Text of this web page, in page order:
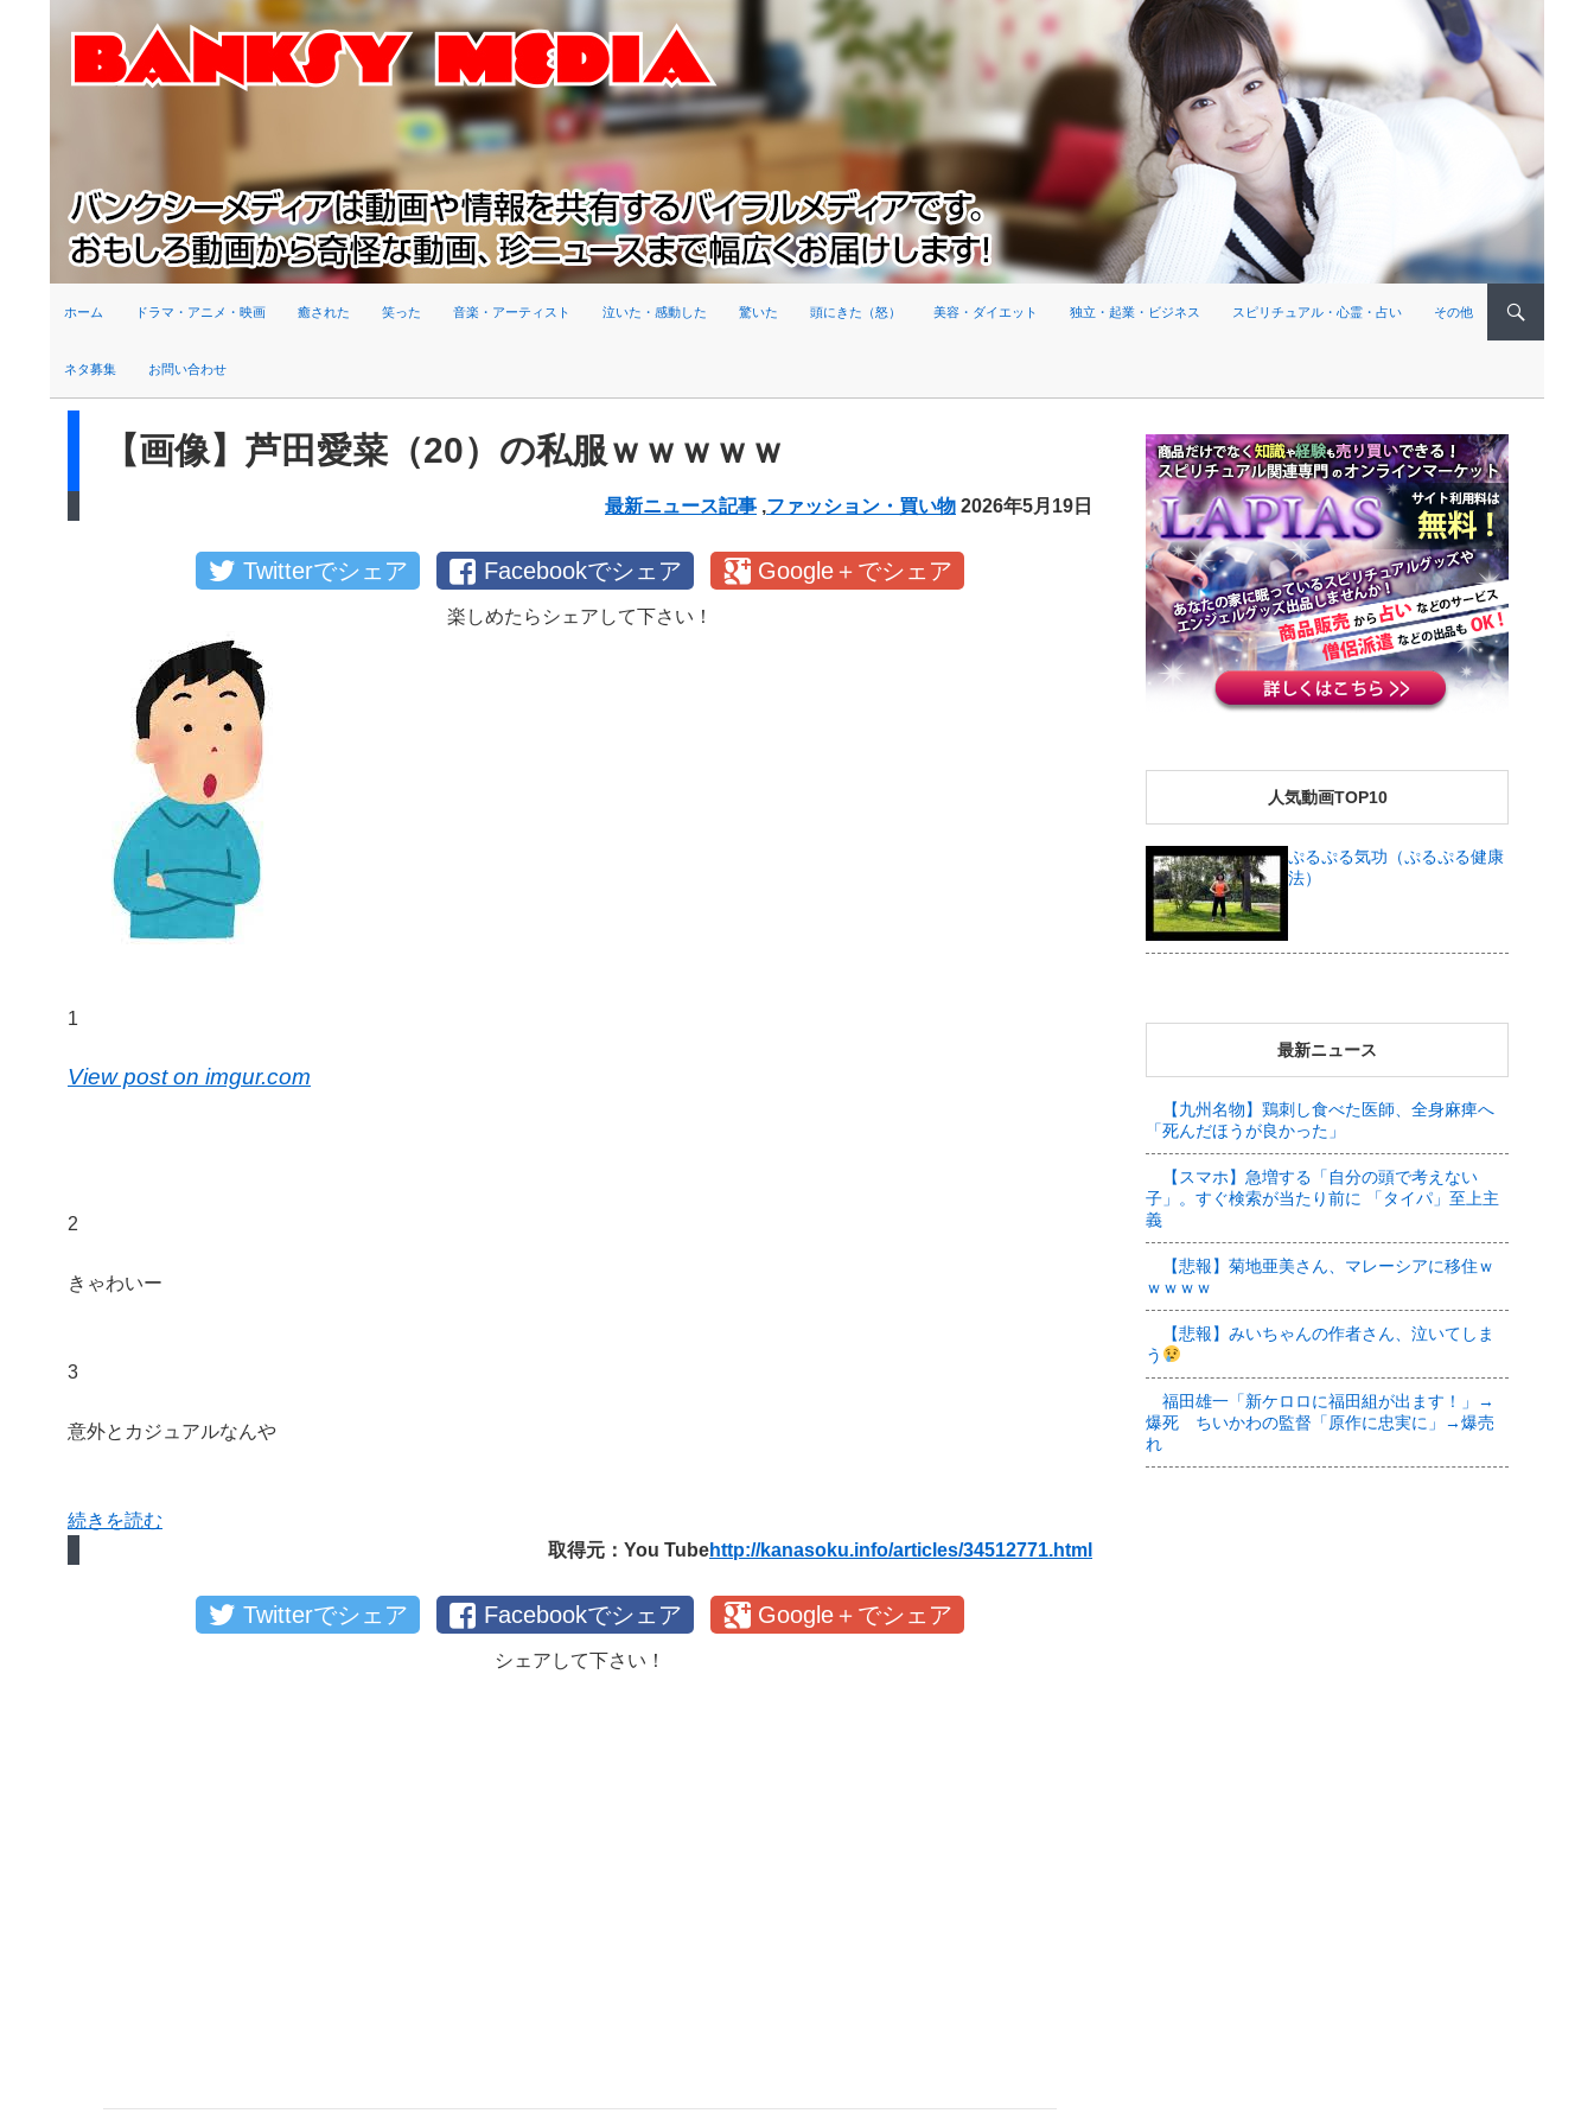
ホーム ドラマ・アニメ・映画 癒された 笑った 音楽・アーティスト 泣いた・感動した 驚いた 頭にきた（怒） 美容・ダイエット 独立・起業・ビジネス スピリチュアル・心霊・占い その他
ネタ募集 お問い合わせ
【画像】芦田愛菜（20）の私服ｗｗｗｗｗ
最新ニュース記事 ,ファッション・買い物 2026年5月19日
Twitterでシェア Facebookでシェア Google＋でシェア
楽しめたらシェアして下さい！
1
View post on imgur.com
2
きゃわいー
3
意外とカジュアルなんや
続きを読む
取得元：You Tubehttp://kanasoku.info/articles/34512771.html
Twitterでシェア Facebookでシェア Google＋でシェア
シェアして下さい！
人気動画TOP10
ぷるぷる気功（ぷるぷる健康
法）
最新ニュース
【九州名物】鶏刺し食べた医師、全身麻痺へ
「死んだほうが良かった」
【スマホ】急増する「自分の頭で考えない
子」。すぐ検索が当たり前に 「タイパ」至上主
義
【悲報】菊地亜美さん、マレーシアに移住ｗ
ｗｗｗｗ
【悲報】みいちゃんの作者さん、泣いてしま
う
福田雄一「新ケロロに福田組が出ます！」→
爆死 ちいかわの監督「原作に忠実に」→爆売
れ